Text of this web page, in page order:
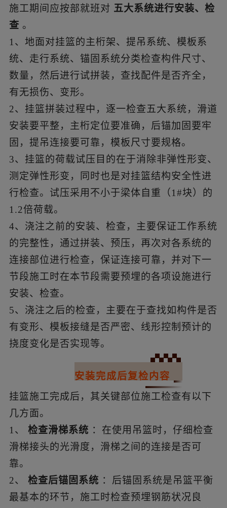
施工期间应按部就班对 五大系统进行安装、检
查 。
1、地面对挂篮的主桁架、提吊系统、模板系
统、走行系统、锚固系统分类检查构件尺寸、
数量，然后进行试拼装，查找配件是否齐全，
有无损伤、变形。
2、挂篮拼装过程中，逐一检查五大系统，滑道
安装要平整，主桁定位要准确，后锚加固要牢
固，提吊连接要可靠，模板尺寸要规格。
3、挂篮的荷载试压目的在于消除非弹性形变、
测定弹性形变，同时也是对挂篮结构安全性进
行检查。试压采用不小于梁体自重（1#块）的
1.2倍荷载。
4、浇注之前的安装、检查，主要保证工作系统
的完整性，通过拼装、预压，再次对各系统的
连接部位进行检查，保证连接可靠，并对下一
节段施工时在本节段需要预埋的各项设施进行
安装、检查。
5、浇注之后的检查，主要在于查找如构件是否
有变形、模板接缝是否严密、线形控制预计的
挠度变化是否实现等。
安装完成后复检内容
挂篮施工完成后，其关键部位施工检查有以下
几方面。
1、 检查滑梯系统 ：在使用吊篮时，仔细检查
滑梯接头的光滑度，滑梯之间的连接是否可
靠。
2、 检查后锚固系统 ：后锚固系统是吊篮平衡
最基本的环节，施工时检查预埋钢筋状况良